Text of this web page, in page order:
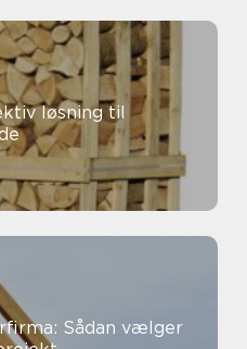
løsning til
Sådan vælger